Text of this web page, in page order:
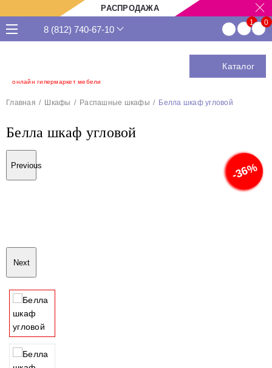
РАСПРОДАЖА
онлайн гипермаркет мебели
8 (812) 740-67-10
Каталог
Главная Шкафы Распашные шкафы Белла шкаф угловой
Белла шкаф угловой
-36%
Previous
Next